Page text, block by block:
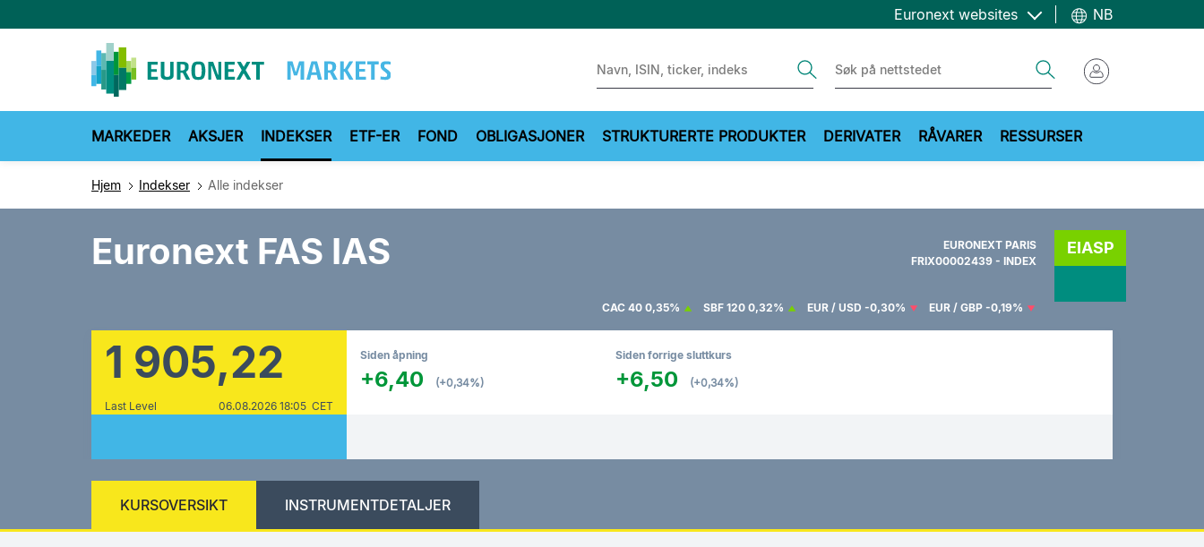
til
Euronext websites NB
MARKEDER AKSJER INDEKSER ETF-ER FOND OBLIGASJONER STRUKTURERTE PRODUKTER DERIVATER RÅVARER RESSURSER
Hjem Indekser Alle indekser
Euronext FAS IAS
EURONEXT PARIS
FRIX00002439 - INDEX
EIASP
CAC 40 0,35% SBF 120 0,32% EUR / USD -0,30% EUR / GBP -0,19%
1 905,22
Last Level 06.08.2026 18:05 CET
Siden åpning
+6,40 (+0,34%)
Siden forrige sluttkurs
+6,50 (+0,34%)
KURSOVERSIKT INSTRUMENTDETALJER